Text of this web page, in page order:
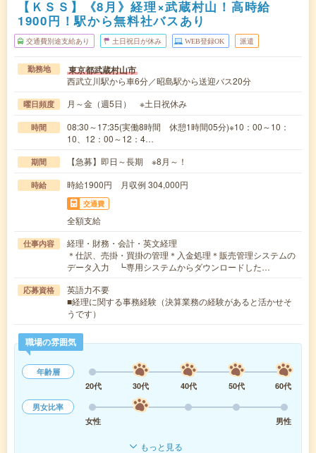
【ＫＳＳ】《8月》経理×武蔵村山！高時給
1900円！駅から無料社バスあり
交通費別途支給あり 土日祝日が休み WEB登録OK 派遣
勤務地 東京都武蔵村山市
西武立川駅から車6分／昭島駅から送迎バス20分
曜日頻度 月～金（週5日） ※土日祝休み
時間
08:30～17:35(実働8時間 休憩1時間05分)※10：00～10：
10、12：00～12：4…
期間 【急募】即日～長期 ※8月～！
時給 時給1900円 月収例 304,000円
交通費
全額支給
仕事内容
経理・財務・会計・英文経理
＊仕訳、売掛・買掛の管理＊入金処理＊販売管理システムの
データ入力 ┗専用システムからダウンロードした…
応募資格
英語力不要
■経理に関する事務経験（決算業務の経験があると活かせそ
うです）
職場の雰囲気
年齢層
20代
30代 40代 50代
60代
男女比率
女性
男性
もっと見る